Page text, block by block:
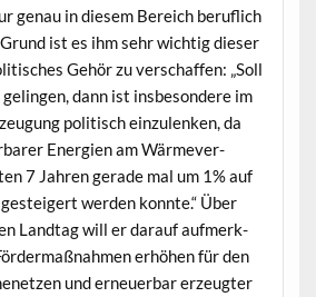
genau in diesem Bere­ich beru­flich
ist es ihm sehr wichtig dieser
Gehör zu ver­schaf­fen: „Soll
dann ist ins­beson­dere im
poli­tisch einzu­lenken, da
Energien am Wärme­ver­
7 Jahren ger­ade mal um 1% auf
wer­den kon­nte.“ Über
Land­tag will er darauf aufmerk­
erhöhen für den
und erneuer­bar erzeugter